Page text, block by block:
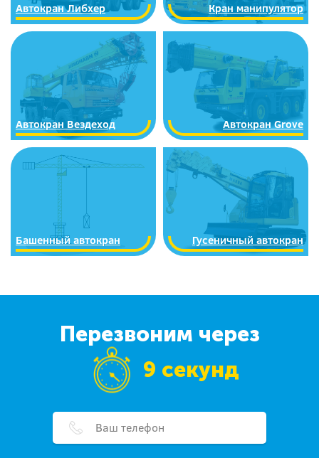
Автокран Либхер Кран манипулятор
Автокран Вездеход Автокран Grove
Башенный автокран Гусеничный автокран
Перезвоним через
9 секунд